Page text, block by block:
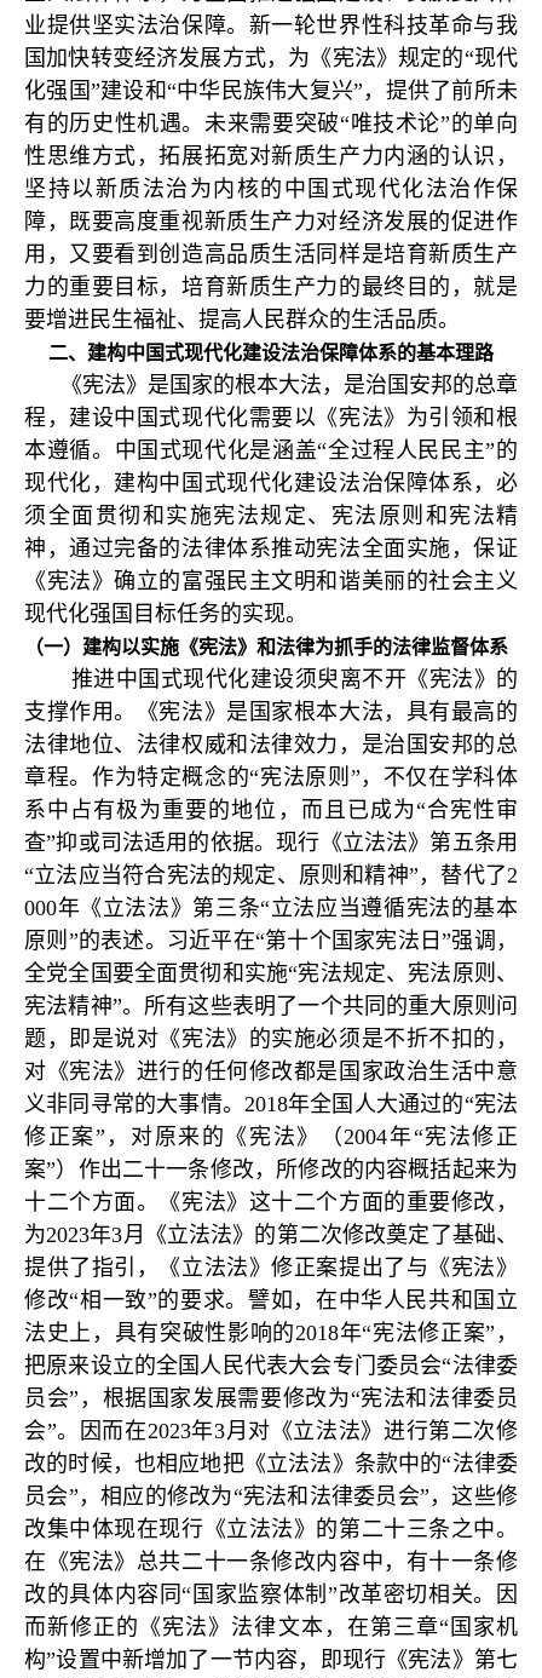
业提供坚实法治保障。新一轮世界性科技革命与我
国加快转变经济发展方式，为《宪法》规定的“现代
化强国”建设和“中华民族伟大复兴”，提供了前所未
有的历史性机遇。未来需要突破“唯技术论”的单向
性思维方式，拓展拓宽对新质生产力内涵的认识，
坚持以新质法治为内核的中国式现代化法治作保
障，既要高度重视新质生产力对经济发展的促进作
用，又要看到创造高品质生活同样是培育新质生产
力的重要目标，培育新质生产力的最终目的，就是
要增进民生福祉、提高人民群众的生活品质。
二、建构中国式现代化建设法治保障体系的基本理路
《宪法》是国家的根本大法，是治国安邦的总章
程，建设中国式现代化需要以《宪法》为引领和根
本遵循。中国式现代化是涵盖“全过程人民民主”的
现代化，建构中国式现代化建设法治保障体系，必
须全面贯彻和实施宪法规定、宪法原则和宪法精
神，通过完备的法律体系推动宪法全面实施，保证
《宪法》确立的富强民主文明和谐美丽的社会主义
现代化强国目标任务的实现。
（一）建构以实施《宪法》和法律为抓手的法律监督体系
推进中国式现代化建设须臾离不开《宪法》的
支撑作用。《宪法》是国家根本大法，具有最高的
法律地位、法律权威和法律效力，是治国安邦的总
章程。作为特定概念的“宪法原则”，不仅在学科体
系中占有极为重要的地位，而且已成为“合宪性审
查”抑或司法适用的依据。现行《立法法》第五条用
“立法应当符合宪法的规定、原则和精神”，替代了2
000年《立法法》第三条“立法应当遵循宪法的基本
原则”的表述。习近平在“第十个国家宪法日”强调，
全党全国要全面贯彻和实施“宪法规定、宪法原则、
宪法精神”。所有这些表明了一个共同的重大原则问
题，即是说对《宪法》的实施必须是不折不扣的，
对《宪法》进行的任何修改都是国家政治生活中意
义非同寻常的大事情。2018年全国人大通过的“宪法
修正案”，对原来的《宪法》（2004年“宪法修正
案”）作出二十一条修改，所修改的内容概括起来为
十二个方面。《宪法》这十二个方面的重要修改，
为2023年3月《立法法》的第二次修改奠定了基础、
提供了指引，《立法法》修正案提出了与《宪法》
修改“相一致”的要求。譬如，在中华人民共和国立
法史上，具有突破性影响的2018年“宪法修正案”，
把原来设立的全国人民代表大会专门委员会“法律委
员会”，根据国家发展需要修改为“宪法和法律委员
会”。因而在2023年3月对《立法法》进行第二次修
改的时候，也相应地把《立法法》条款中的“法律委
员会”，相应的修改为“宪法和法律委员会”，这些修
改集中体现在现行《立法法》的第二十三条之中。
在《宪法》总共二十一条修改内容中，有十一条修
改的具体内容同“国家监察体制”改革密切相关。因
而新修正的《宪法》法律文本，在第三章“国家机
构”设置中新增加了一节内容，即现行《宪法》第七